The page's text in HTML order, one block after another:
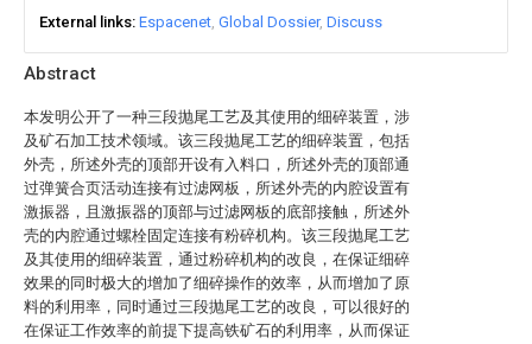
Abstract
本发明公开了一种三段抛尾工艺及其使用的细碎装置，涉
及矿石加工技术领域。该三段抛尾工艺的细碎装置，包括
外壳，所述外壳的顶部开设有入料口，所述外壳的顶部通
过弹簧合页活动连接有过滤网板，所述外壳的内腔设置有
激振器，且激振器的顶部与过滤网板的底部接触，所述外
壳的内腔通过螺栓固定连接有粉碎机构。该三段抛尾工艺
及其使用的细碎装置，通过粉碎机构的改良，在保证细碎
效果的同时极大的增加了细碎操作的效率，从而增加了原
料的利用率，同时通过三段抛尾工艺的改良，可以很好的
在保证工作效率的前提下提高铁矿石的利用率，从而保证
External links Espacenet Global Dossier Discuss